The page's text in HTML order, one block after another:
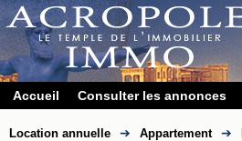
Accueil Consulter les annonces
Location annuelle ➔ Appartement ➔